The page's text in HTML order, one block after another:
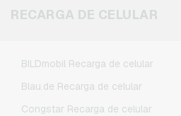
Minecraft Cartoes de jogos
RECARGA DE CELULAR
BILDmobil Recarga de celular
Blau.de Recarga de celular
Congstar Recarga de celular